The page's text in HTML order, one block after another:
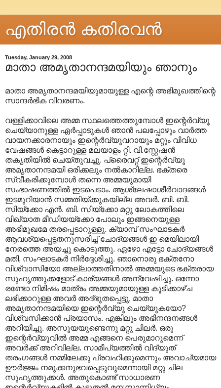
എതിരന്‍ കതിരവന്‍
Tuesday, January 29, 2008
മാതാ അമൃതാനന്ദമയിയും ഞാനും
മാതാ അമൃതാനന്ദമയിയുമായുള്ള എന്റെ അഭിമുഖത്തിന്റെ
സാന്ദര്‍ഭിക വിവരണം.
വള്ളിക്കാവിലെ അമ്മ സ്ഥലത്തെത്തുമ്പോള്‍ ഇന്റെര്‍വ്യൂ
ചെയ്യാനുള്ള ഏര്‍പ്പാടുകള്‍ ഞാന്‍ പലപ്പോഴും വാര്‍ത്ത
വായനക്കാരനായും ഇന്റെര്‍വ്യൂവറായും മറ്റും വിവിധ
വേഷങ്ങള്‍ കെട്ടാറുള്ള മലയാളം റ്റി. വി.സ്റ്റേഷന്‍
തകൃതിയില്‍ ചെയ്തുവച്ചു. പ്രൈവറ്റ് ഇന്റെര്‍വ്യൂ
അമൃതാനന്ദമയി‍ ഒരിക്കലും നല്‍കാറില്ല. ഭക്തരെ
സ്വീകരിക്കുമ്പോള്‍ തന്നെ അമ്മയുമായി
സംഭാഷണത്തില്‍ ഇടപെടാം. ആശ്ലേഷാശീര്‍വാദങ്ങള്‍
ഇടമുറിയാന്‍ സമ്മതിയ്ക്കുകയില്ല അവര്‍. ബി. ബി.
സിയ്ക്കോ എന്‍. ബി. സിയ്ക്കോ മറ്റു ലോകത്തിലെ
വിഖ്യാത മീഡിയയ്ക്കോ പോലും ഇങ്ങനെയുള്ള
അഭിമുഖമേ തരപ്പെടാറുള്ളു. ക്യാമ്പ് സംഘാടകര്‍
ആവശ്യപ്പെട്ടതനുസരിച്ച് ചോദ്യങ്ങള്‍ ഇ മെയിലായി
നേരത്തെ അയച്ചു കൊടുത്തു. ഏഴോ എട്ടോ ചോദ്യങ്ങള്‍
മതി, സംഘാടകര്‍ നിര്‍ദ്ദേശിച്ചു. ഞാനൊരു ഭക്തനോ
വിശ്വാസിയോ അല്ലാത്തതിനാല്‍ അമ്മയുടെ ഭക്തരായ
സുഹൃത്തുക്കളോട് കാര്യങ്ങള്‍ അന്വേഷിച്ചു. ഒന്നോ
രണ്ടോ നിമിഷം മാത്രം അമ്മയുമായുള്ള കൂടിക്കാഴ്ച
ലഭിക്കാറുള്ള അവര്‍ അദ്ഭുതപ്പെട്ടു, മാതാ
അമൃതാനന്ദമയിയെ ഇന്റെര്‍വ്യൂ ചെയ്യുകയോ?
വിശ്വസിക്കാന്‍ പ്രയാസം. എങ്കിലും അഭിനന്ദനങ്ങള്‍
അറിയിച്ചു. അസൂയയുണ്ടെന്നു മറ്റു ചിലര്‍. ഒരു
ഇന്റെര്‍വ്യൂവില്‍ അമ്മ എങ്ങനെ പെരുമാറുമെന്ന്
അവര്‍ക്ക് അറിവില്ല. സാമീപ്യത്തില്‍ വിദ്യുത്
തരംഗങ്ങള്‍ നമ്മിലേക്കു പ്രവഹിക്കുമെന്നും അവാച്യമായ
ഊര്‍ജ്ജം നമുക്കനുഭവപ്പെടുവുമെന്നായി മറ്റു ചില
സുഹൃത്തുക്കള്‍. അതുകൊണ്ട് സാധാരണ